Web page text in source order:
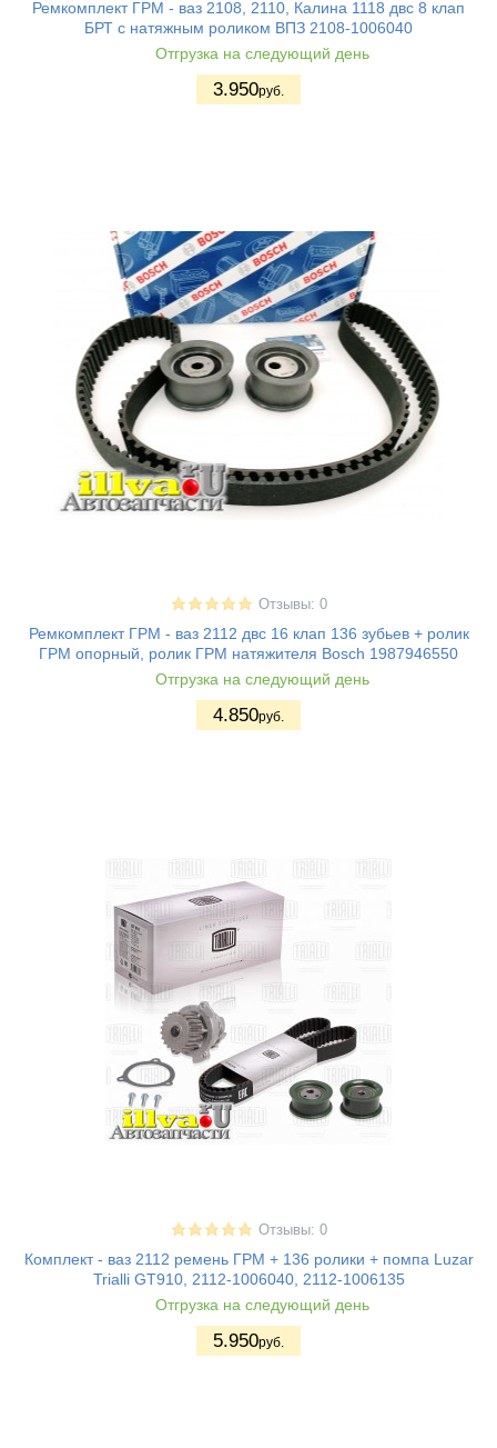
Ремкомплект ГРМ - ваз 2108, 2110, Калина 1118 двс 8 клап
БРТ с натяжным роликом ВПЗ 2108-1006040
Отгрузка на следующий день
3.950руб.
Отзывы: 0
Ремкомплект ГРМ - ваз 2112 двс 16 клап 136 зубьев + ролик
ГРМ опорный, ролик ГРМ натяжителя Bosch 1987946550
Отгрузка на следующий день
4.850руб.
Отзывы: 0
Комплект - ваз 2112 ремень ГРМ + 136 ролики + помпа Luzar
Trialli GT910, 2112-1006040, 2112-1006135
Отгрузка на следующий день
5.950руб.